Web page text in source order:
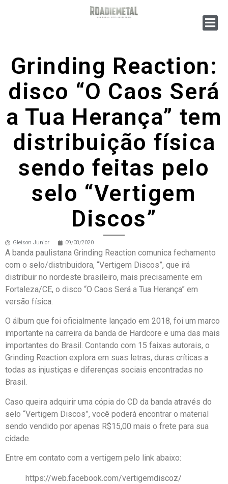
Grinding Reaction:
disco “O Caos Será
a Tua Herança” tem
distribuição física
sendo feitas pelo
selo “Vertigem
Discos”
Gleison Junior 09/08/2020
A banda paulistana Grinding Reaction comunica fechamento
com o selo/distribuidora, “Vertigem Discos”, que irá
distribuir no nordeste brasileiro, mais precisamente em
Fortaleza/CE, o disco “O Caos Será a Tua Herança” em
versão física.
O álbum que foi oficialmente lançado em 2018, foi um marco
importante na carreira da banda de Hardcore e uma das mais
importantes do Brasil. Contando com 15 faixas autorais, o
Grinding Reaction explora em suas letras, duras críticas a
todas as injustiças e diferenças sociais encontradas no
Brasil.
Caso queira adquirir uma cópia do CD da banda através do
selo “Vertigem Discos”, você poderá encontrar o material
sendo vendido por apenas R$15,00 mais o frete para sua
cidade.
Entre em contato com a vertigem pelo link abaixo:
https://web.facebook.com/vertigemdiscoz/